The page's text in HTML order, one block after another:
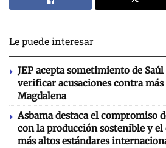
Le puede interesar
JEP acepta sometimiento de
verificar acusaciones contra
Magdalena
Asbama destaca el compromiso
con la producción sostenible y
más altos estándares